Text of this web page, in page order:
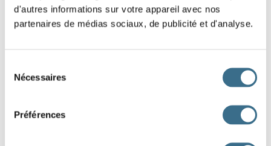
d'autres informations sur votre appareil avec nos
partenaires de médias sociaux, de publicité et d'analyse.
Nécessaires
Préférences
U L M B A